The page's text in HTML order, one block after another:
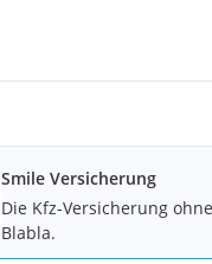
Smile Versicherung
Die Kfz-Versicherung ohne
Blabla.